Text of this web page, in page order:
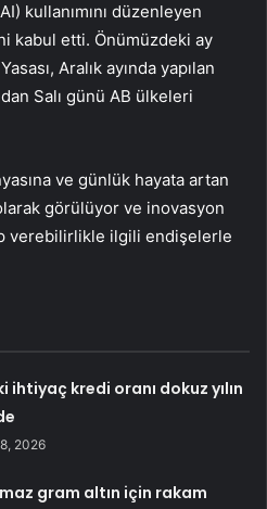
kullanımını düzenleyen
kabul etti. Önümüzdeki ay
Aralık ayında yapılan
Salı günü AB ülkeleri
ve günlük hayata artan
görülüyor ve inovasyon
verebilirlikle ilgili endişelerle
ihtiyaç kredi oranı dokuz yılın
2026
gram altın için rakam